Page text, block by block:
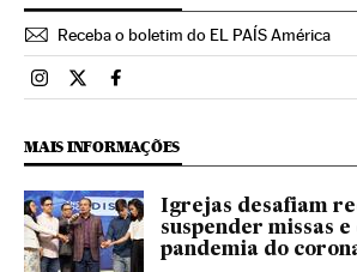
Receba o boletim do EL PAÍS América
Brasil El País Brasil en Instagram
Brasil El País Brasil en Twitter
Brasil El País Brasil en
MAIS INFORMAÇÕES
Igrejas desafiam
suspender missas
pandemia do